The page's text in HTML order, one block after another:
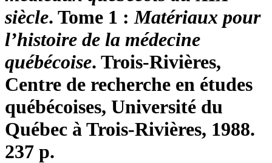
siècle. Tome 1 : Matériaux pour
l’histoire de la médecine
québécoise. Trois-Rivières,
Centre de recherche en études
québécoises, Université du
Québec à Trois-Rivières, 1988.
237 p.